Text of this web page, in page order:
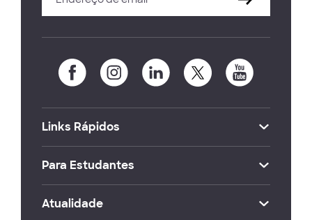
Links Rápidos
Para Estudantes
Atualidade